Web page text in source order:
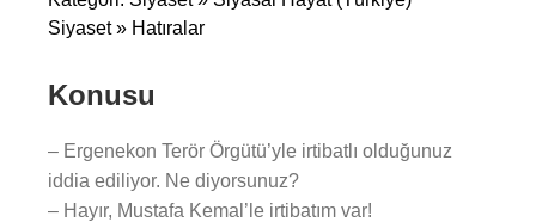
Siyaset » Hatıralar
Konusu
– Ergenekon Terör Örgütü’yle irtibatlı olduğunuz
iddia ediliyor. Ne diyorsunuz?
– Hayır, Mustafa Kemal’le irtibatım var!